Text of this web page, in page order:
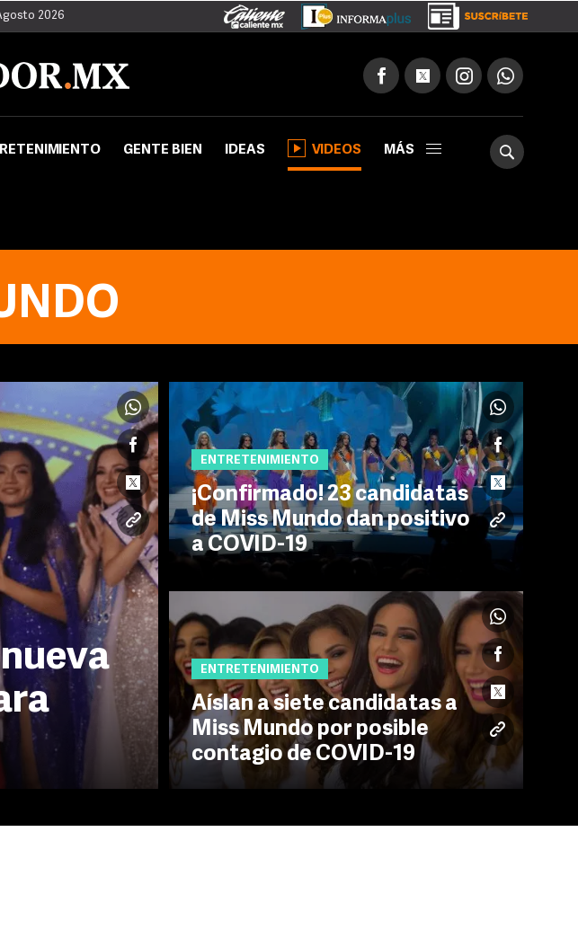
2026
GENTE BIEN IDEAS VIDEOS MÁS
ENTRETENIMIENTO
¡Confirmado! 23 candidatas
de Miss Mundo dan positivo
a COVID-19
ENTRETENIMIENTO
Aíslan a siete candidatas a
Miss Mundo por posible
contagio de COVID-19